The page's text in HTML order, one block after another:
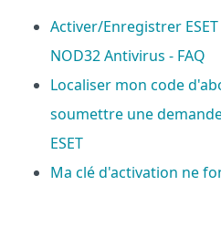
Activer/Enregistrer
NOD32 Antivirus - FAQ
Localiser mon code
soumettre une
ESET
Ma clé d'activation ne